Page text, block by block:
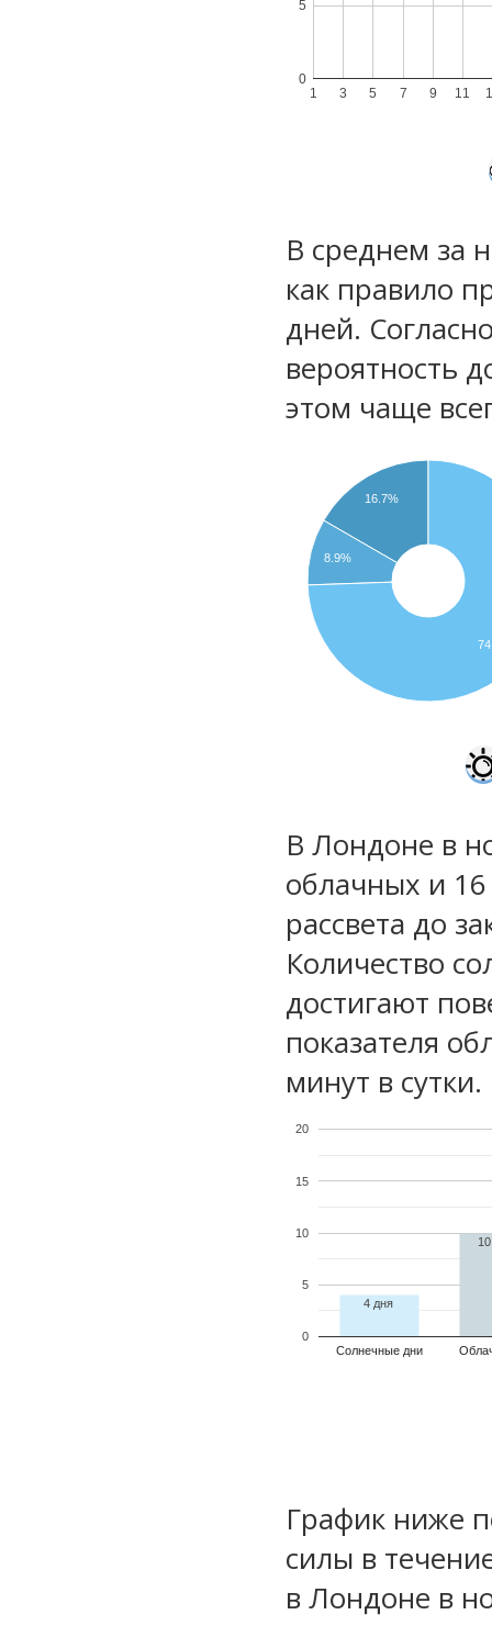
1 3 5 7 9 11
0
5
В среднем за
как правило
дней.
вероятность
этом чаще
16.7%
8.9%
В Лондоне в
облачных и
рассвета до
Количество
достигают
показателя
минут в сутки.
Солнечные дни
0
5
10
15
20
4 дня
График ниже
силы в
в Лондоне в